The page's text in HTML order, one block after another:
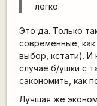
легко.
Это да. Только
современные, как
выбор, кстати). И
случае б/ушки с
сэкономить, как
Лучшая же